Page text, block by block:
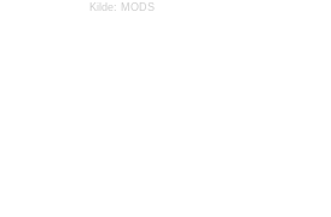
Kilde: MODS